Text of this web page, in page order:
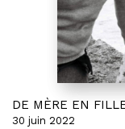
DE MÈRE EN
30 juin 2022